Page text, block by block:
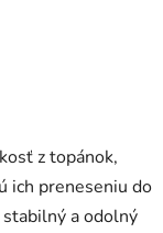
z topánok,
ich preneseniu do
a odolný